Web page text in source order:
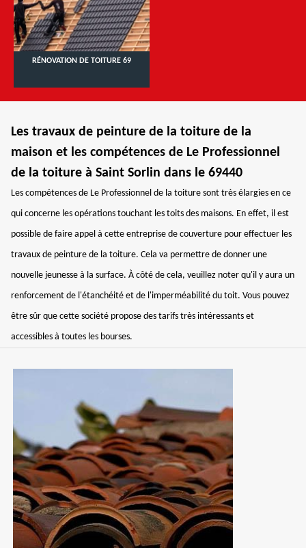
RÉNOVATION DE TOITURE 69
Les travaux de peinture de la toiture de la
maison et les compétences de Le Professionnel
de la toiture à Saint Sorlin dans le 69440
Les compétences de Le Professionnel de la toiture sont très élargies en ce
qui concerne les opérations touchant les toits des maisons. En effet, il est
possible de faire appel à cette entreprise de couverture pour effectuer les
travaux de peinture de la toiture. Cela va permettre de donner une
nouvelle jeunesse à la surface. À côté de cela, veuillez noter qu'il y aura un
renforcement de l'étanchéité et de l'imperméabilité du toit. Vous pouvez
être sûr que cette société propose des tarifs très intéressants et
accessibles à toutes les bourses.